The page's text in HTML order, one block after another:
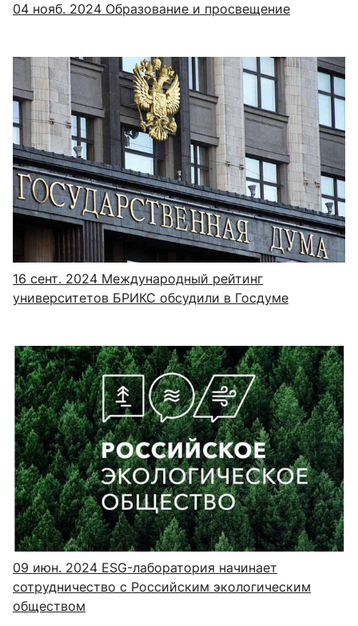
04 нояб. 2024 Образование и просвещение
16 сент. 2024 Международный рейтинг
университетов БРИКС обсудили в Госдуме
09 июн. 2024 ESG-лаборатория начинает
сотрудничество с Российским экологическим
обществом